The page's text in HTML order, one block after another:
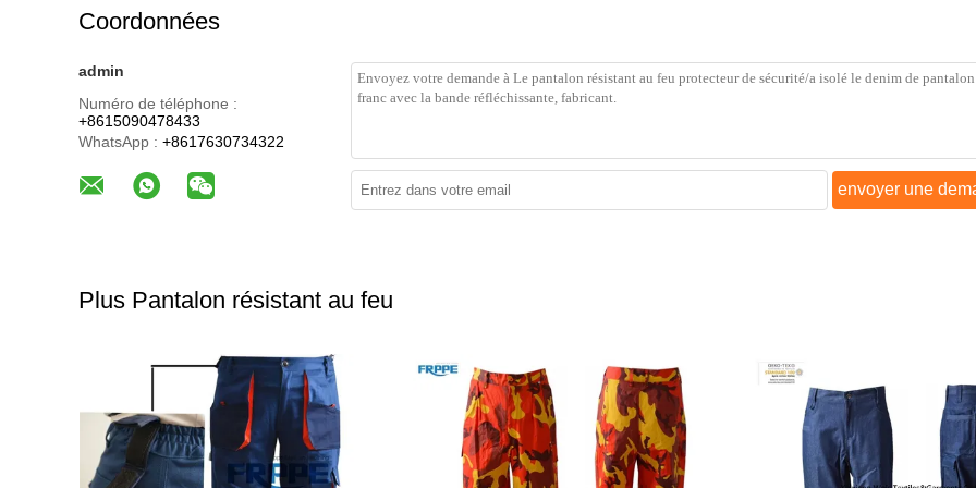
Coordonnées
admin
Numéro de téléphone :
+8615090478433
WhatsApp : +8617630734322
envoyer une
Plus Pantalon résistant au feu